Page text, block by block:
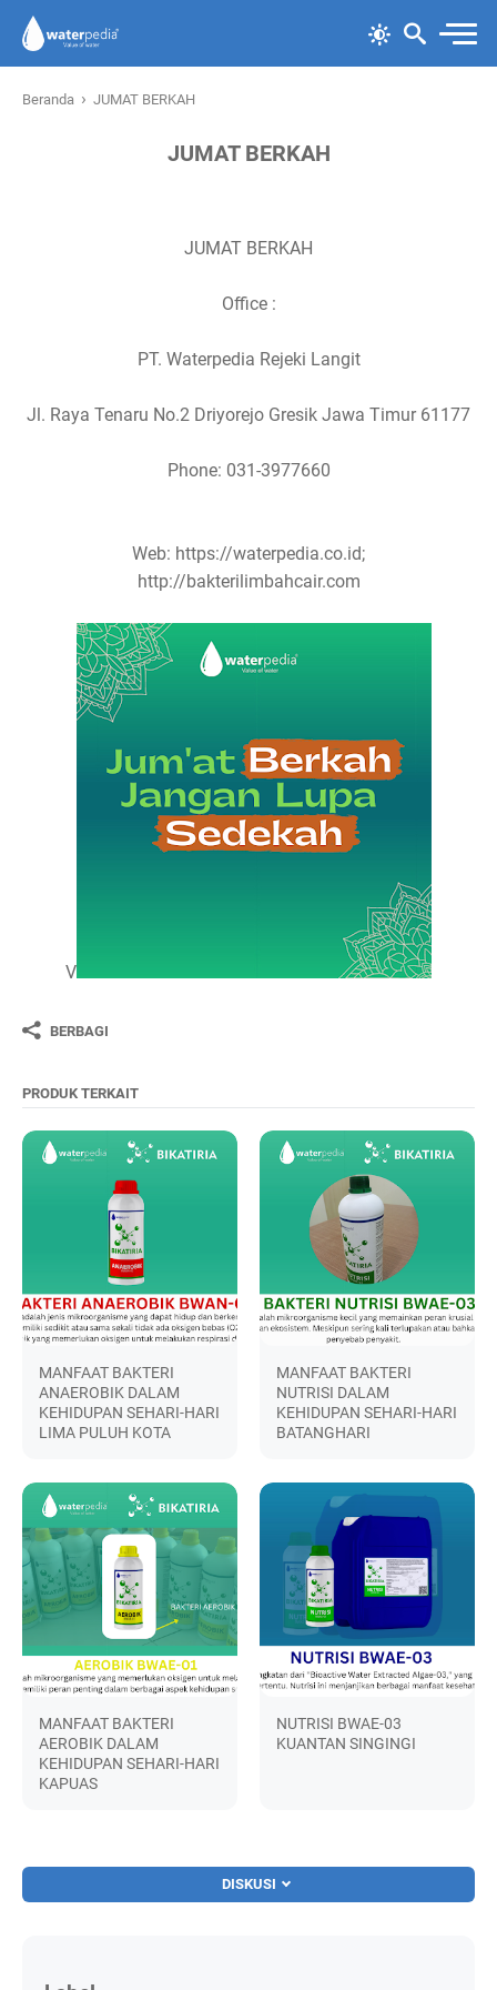
Beranda › JUMAT BERKAH
JUMAT BERKAH
JUMAT BERKAH
Office :
PT. Waterpedia Rejeki Langit
Jl. Raya Tenaru No.2 Driyorejo Gresik Jawa Timur 61177
Phone: 031-3977660
Web: https://waterpedia.co.id;
http://bakterilimbahcair.com
V
BERBAGI
PRODUK TERKAIT
MANFAAT BAKTERI
ANAEROBIK DALAM
KEHIDUPAN SEHARI-HARI
LIMA PULUH KOTA
MANFAAT BAKTERI
NUTRISI DALAM
KEHIDUPAN SEHARI-HARI
BATANGHARI
MANFAAT BAKTERI
AEROBIK DALAM
KEHIDUPAN SEHARI-HARI
KAPUAS
NUTRISI BWAE-03
KUANTAN SINGINGI
DISKUSI